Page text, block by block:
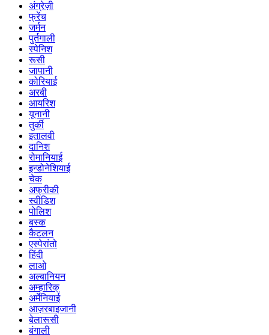
अंग्रेज़ी
फ्रेंच
जर्मन
पुर्तगाली
स्पेनिश
रूसी
जापानी
कोरियाई
अरबी
आयरिश
यूनानी
तुर्की
इतालवी
दानिश
रोमानियाई
इन्डोनेशियाई
चेक
अफ्रीकी
स्वीडिश
पोलिश
बस्क
कैटलन
एस्पेरांतो
हिंदी
लाओ
अल्बानियन
अम्हारिक्
अर्मेनियाई
आज़रबाइजानी
बेलारूसी
बंगाली